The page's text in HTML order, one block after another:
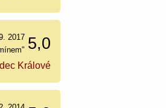
5,0
2017
Králové